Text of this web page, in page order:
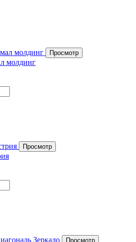
Просмотр
молдинг
Просмотр
Просмотр